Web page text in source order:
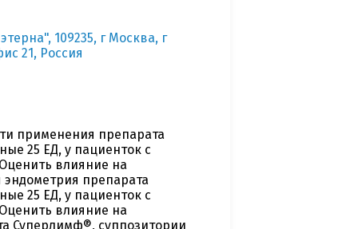
109235, г Москва, г
21, Россия
применения препарата
25 ЕД, у пациенток с
влияние на
эндометрия препарата
25 ЕД, у пациенток с
влияние на
Суперлимф®, суппозитории